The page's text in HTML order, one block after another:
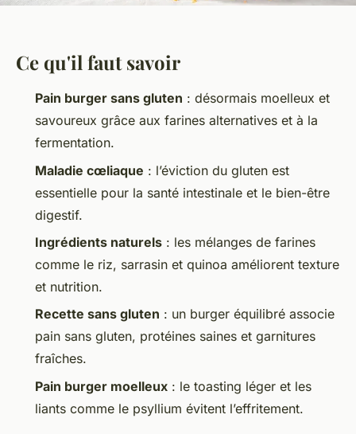
Ce qu'il faut savoir
Pain burger sans gluten : désormais moelleux et
savoureux grâce aux farines alternatives et à la
fermentation.
Maladie cœliaque : l’éviction du gluten est
essentielle pour la santé intestinale et le bien-être
digestif.
Ingrédients naturels : les mélanges de farines
comme le riz, sarrasin et quinoa améliorent texture
et nutrition.
Recette sans gluten : un burger équilibré associe
pain sans gluten, protéines saines et garnitures
fraîches.
Pain burger moelleux : le toasting léger et les
liants comme le psyllium évitent l’effritement.